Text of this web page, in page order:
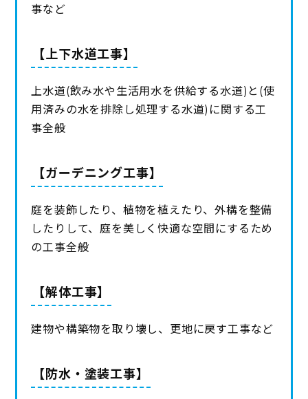
事など
【上下水道工事】
上水道(飲み水や生活用水を供給する水道)と(使
用済みの水を排除し処理する水道)に関する工
事全般
【ガーデニング工事】
庭を装飾したり、植物を植えたり、外構を整備
したりして、庭を美しく快適な空間にするため
の工事全般
【解体工事】
建物や構築物を取り壊し、更地に戻す工事など
【防水・塗装工事】